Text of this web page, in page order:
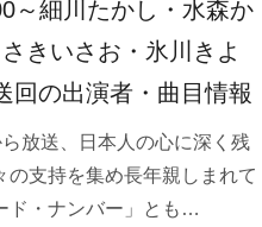
細川たかし・水森か
きいさお・氷川きよ
の出演者・曲目情報
放送、日本人の心に深く残
の支持を集め長年親しまれて
ド・ナンバー」とも…